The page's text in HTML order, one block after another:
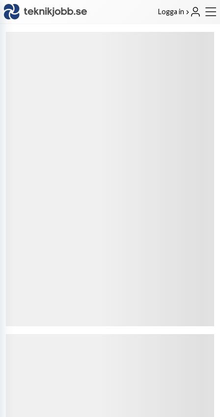
Logga in